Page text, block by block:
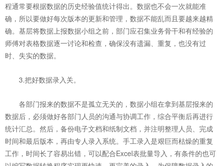
程通常要根据数据的历史经验值统计得出。数据也不会一次就能准
确，所以要做好每次版本的更新和管理，数据不能乱而且要越来越精
确。基层将数据上报数据小组之前，部门应召集业务骨干和有经验的
师傅对表格数据逐一讨论和检查，确保没有遗漏、重复，也没有过
时、失实的数据。
3.把好数据录入关。
各部门报来的数据不是孤立无关的，数据小组在拿到基层报来的
数据后，必须做好各部门人员的沟通与协调工作，综合平衡后再进行
统计汇总。然后，备份电子文档和纸制文档，并注明整理人员、完成
时间和最后版本，再由专人录入系统。手工录入是艰巨而枯燥的重复
工作，时间长了容易出错，可以配合Excel表批量导入，有条件的也可